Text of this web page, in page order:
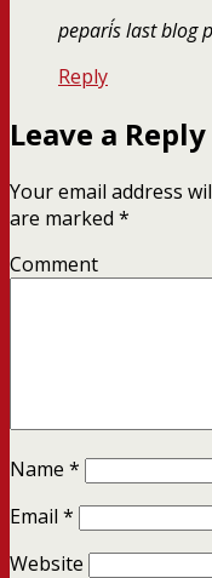
pepari´s last blog
Reply
Leave a Reply
Your email address
are marked *
Comment
Name *
Email *
Website